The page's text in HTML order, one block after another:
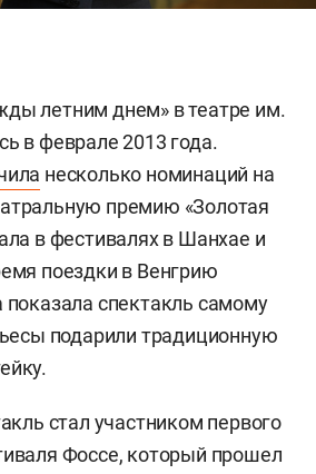
летним днем» в театре им.
в феврале 2013 года.
несколько номинаций на
премию «Золотая
в фестивалях в Шанхае и
поездки в Венгрию
показала спектакль самому
подарили традиционную
стал участником первого
Фоссе, который прошел